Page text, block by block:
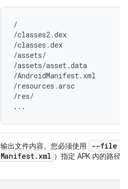
/
/classes2.dex
/classes.dex
/assets/
/assets/asset.data
/AndroidManifest.xml
/resources.arsc
/res/
...
输出文件内容。您必须使用 --file
Manifest. xml ）指定 APK 内的路径。